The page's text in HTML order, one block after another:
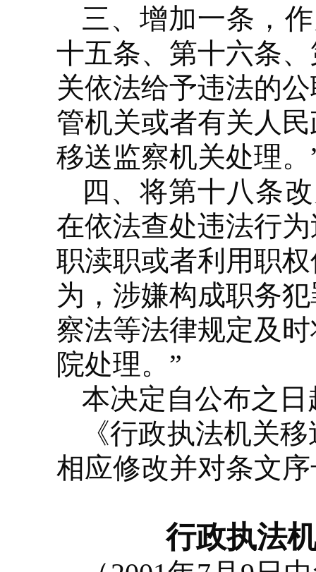
三、增加一条，
十五条、第十六条
关依法给予违法的
管机关或者有关人
移送监察机关处理。
四、将第十八条
在依法查处违法行
职渎职或者利用职
为，涉嫌构成职务
察法等法律规定及
院处理。”
本决定自公布之日
《行政执法机关
相应修改并对条文
行政执法